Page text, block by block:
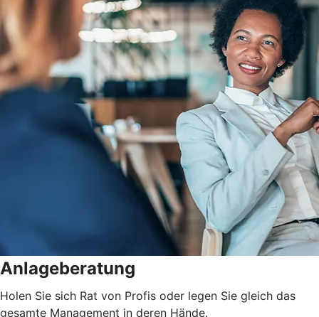
Anlageberatung
Holen Sie sich Rat von Profis oder legen Sie gleich das
gesamte Management in deren Hände.